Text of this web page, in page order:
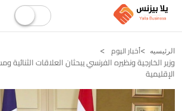
الرئيسيه أخبار اليوم
وزير الخارجية ونظيره الفرنسي يبحثان العلاقات الثنائية
الإقليمية